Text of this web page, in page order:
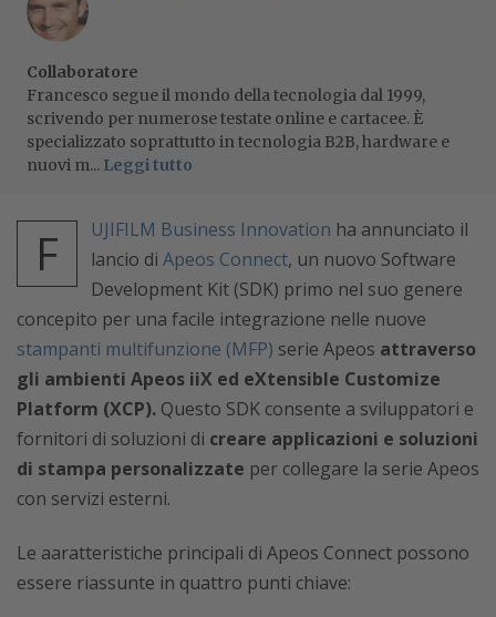
Collaboratore
Francesco segue il mondo della tecnologia dal 1999,
scrivendo per numerose testate online e cartacee. È
specializzato soprattutto in tecnologia B2B, hardware e
nuovi m... Leggi tutto
F UJIFILM Business Innovation ha annunciato il
lancio di Apeos Connect, un nuovo Software
Development Kit (SDK) primo nel suo genere
concepito per una facile integrazione nelle nuove
stampanti multifunzione (MFP) serie Apeos attraverso
gli ambienti Apeos iiX ed eXtensible Customize
Platform (XCP). Questo SDK consente a sviluppatori e
fornitori di soluzioni di creare applicazioni e soluzioni
di stampa personalizzate per collegare la serie Apeos
con servizi esterni.
Le aaratteristiche principali di Apeos Connect possono
essere riassunte in quattro punti chiave: